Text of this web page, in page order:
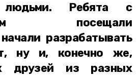
людьми. Ребята с
посещали
разрабатывать
ну и, конечно же,
друзей из разных